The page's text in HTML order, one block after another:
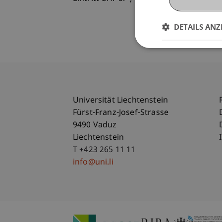
Universität Liechtenstein
Fürst-Franz-Josef-Strasse
9490 Vaduz
Liechtenstein
T +423 265 11 11
info@uni.li
DETAILS